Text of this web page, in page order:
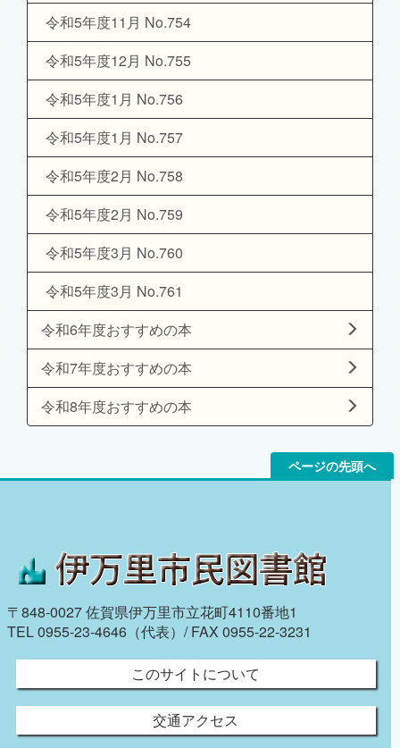
令和5年度11月 No.754
令和5年度12月 No.755
令和5年度1月 No.756
令和5年度1月 No.757
令和5年度2月 No.758
令和5年度2月 No.759
令和5年度3月 No.760
令和5年度3月 No.761
令和6年度おすすめの本
令和7年度おすすめの本
令和8年度おすすめの本
ページの先頭へ
〒848-0027 佐賀県伊万里市立花町4110番地1
TEL 0955-23-4646（代表）/ FAX 0955-22-3231
このサイトについて
交通アクセス